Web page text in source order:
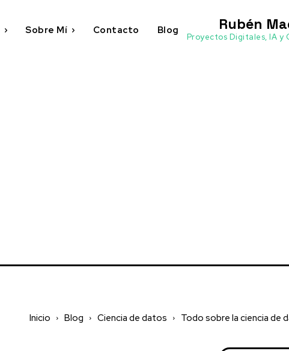
Sobre Mí Contacto Blog Rubén
Proyectos Digitales, IA y
Inicio Blog Ciencia de datos Todo sobre la ciencia de